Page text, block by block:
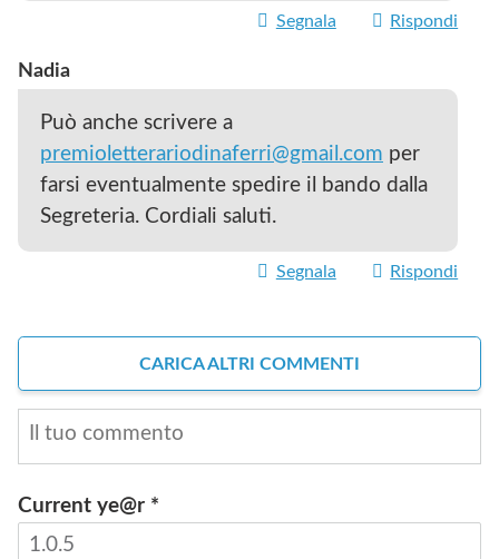
Segnala Rispondi
Nadia
Può anche scrivere a
premioletterariodinaferri@gmail.com per
farsi eventualmente spedire il bando dalla
Segreteria. Cordiali saluti.
Segnala Rispondi
CARICA ALTRI COMMENTI
Current ye@r *